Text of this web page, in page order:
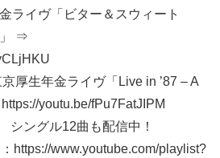
ライヴ「ビター＆スウィート
)」 ⇒
厚生年金ライヴ「Live in ’87 – A
youtu.be/fPu7FatJIPM
ングル12曲も配信中！
https://www.youtube.com/playlist?